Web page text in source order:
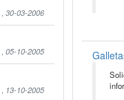
,30-03-2006
,05-10-2005
13-10-2005